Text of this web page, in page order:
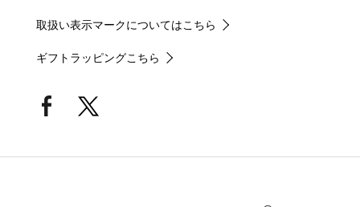
取扱い表示マークについてはこちら
ギフトラッピングこちら